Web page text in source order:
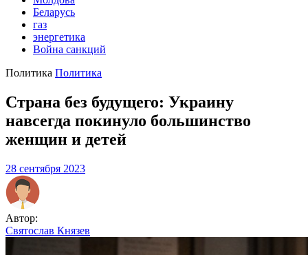
Беларусь
газ
энергетика
Война санкций
Политика Политика
Страна без будущего: Украину
навсегда покинуло большинство
женщин и детей
28 сентября 2023
Автор:
Святослав Князев